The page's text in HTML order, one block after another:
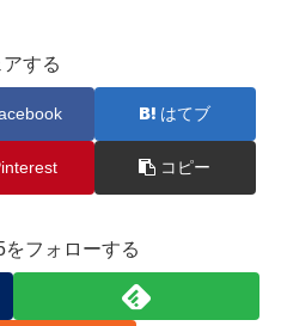
アする
はてブ
コピー
フォローする